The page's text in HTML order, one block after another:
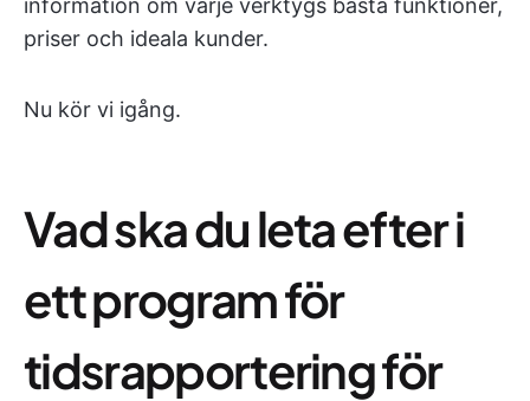
information om varje verktygs bästa funktioner,
priser och ideala kunder.
Nu kör vi igång.
Vad ska du leta efter i
ett program för
tidsrapportering för